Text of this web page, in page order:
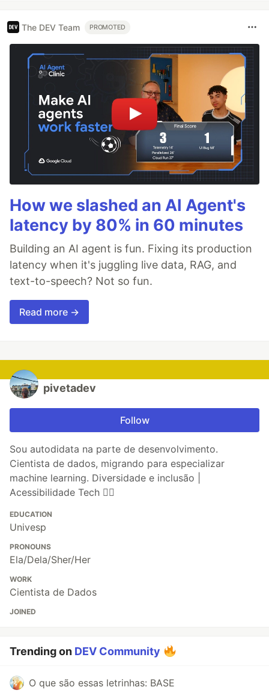
The DEV Team PROMOTED
How we slashed an AI Agent's
latency by 80% in 60 minutes
Building an AI agent is fun. Fixing its production
latency when it's juggling live data, RAG, and
text-to-speech? Not so fun.
Read more →
pivetadev
Follow
Sou autodidata na parte de desenvolvimento.
Cientista de dados, migrando para especializar
machine learning. Diversidade e inclusão |
Acessibilidade Tech 🏳️‍🌈
EDUCATION
Univesp
PRONOUNS
Ela/Dela/Sher/Her
WORK
Cientista de Dados
JOINED
Trending on DEV Community
O que são essas letrinhas: BASE